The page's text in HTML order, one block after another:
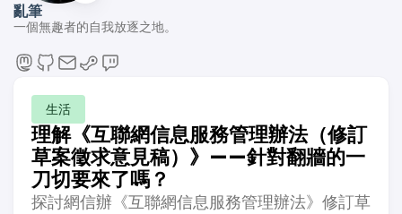
亂筆
一個無趣者的自我放逐之地。
生活
理解《互聯網信息服務管理辦法（修訂
草案徵求意見稿）》——針對翻牆的一
刀切要來了嗎？
探討網信辦《互聯網信息服務管理辦法》修訂草